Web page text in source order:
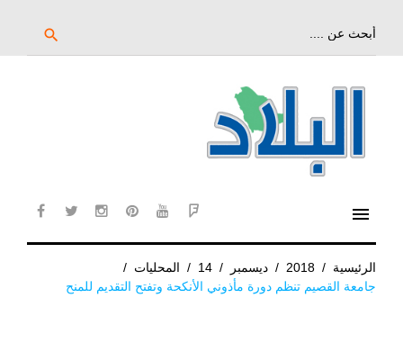
search
menu
الرئيسية /
2018
/ ديسمبر /
14
/ المحليات /
جامعة القصيم تنظم دورة مأذوني الأنكحة وتفتح التقديم للمنح